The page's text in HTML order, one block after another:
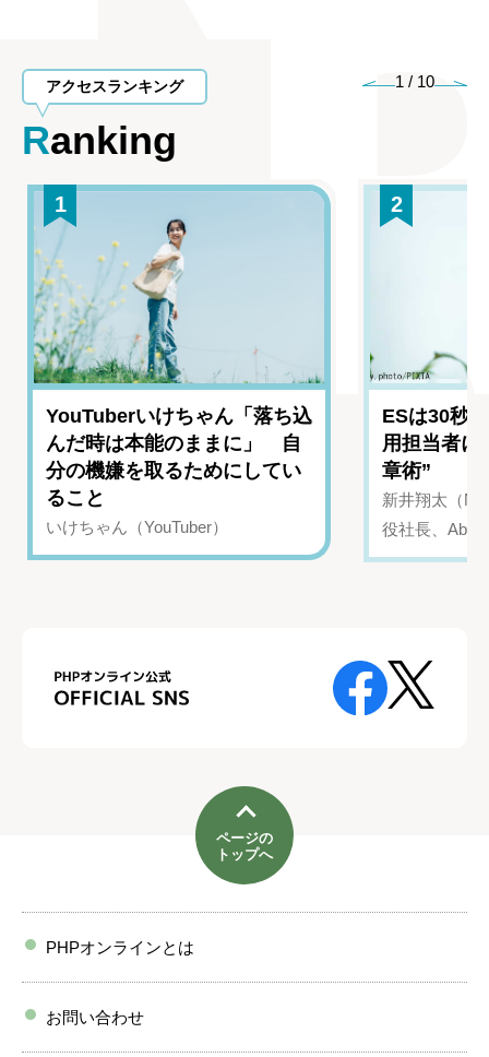
アクセスランキング
Ranking
1 / 10
1
YouTuberいけちゃん「落ち込
んだ時は本能のままに」 自
分の機嫌を取るためにしてい
ること
いけちゃん（YouTuber）
2
ESは30秒
用担当者に
章術”
新井翔太（
役社長、
ページの
トップへ
PHPオンラインとは
お問い合わせ